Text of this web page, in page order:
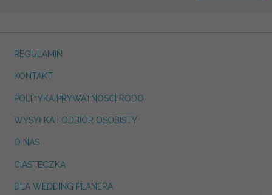
REGULAMIN
KONTAKT
POLITYKA PRYWATNOSCI RODO
WYSYŁKA I ODBIÓR OSOBISTY
O NAS
CIASTECZKA
DLA WEDDING PLANERA